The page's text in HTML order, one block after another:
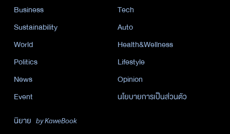
Business
Tech
Sustainability
Auto
World
Health&Wellness
Politics
Lifestyle
News
Opinion
Event
นโยบายการเป็นส่วนตัว
นิยาย by KaweBook